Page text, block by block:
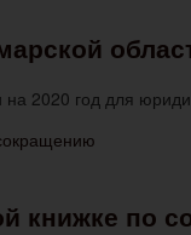
на 2020 год для
книжке по